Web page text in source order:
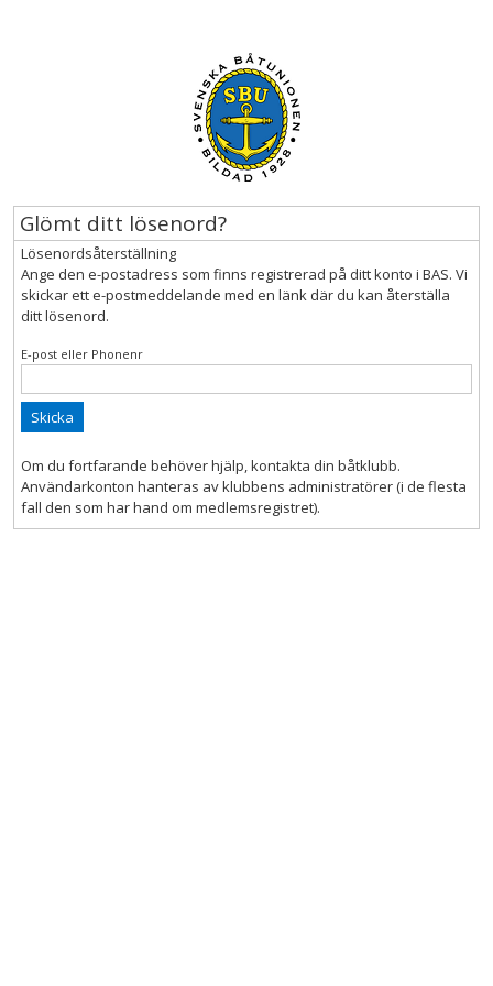
Glömt ditt lösenord?
Lösenordsåterställning
Ange den e-postadress som finns registrerad på ditt konto i BAS. Vi
skickar ett e-postmeddelande med en länk där du kan återställa
ditt lösenord.
E-post eller Phonenr
Skicka
Om du fortfarande behöver hjälp, kontakta din båtklubb.
Användarkonton hanteras av klubbens administratörer (i de flesta
fall den som har hand om medlemsregistret).